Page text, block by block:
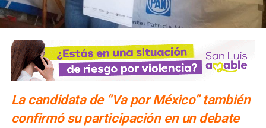
La candidata de “Va por México” también
confirmó su participación en un debate